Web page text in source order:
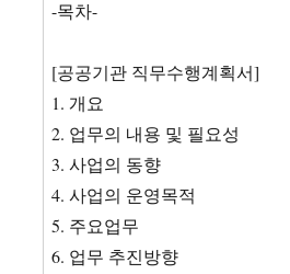
-목차-
[공공기관 직무수행계획서]
1. 개요
2. 업무의 내용 및 필요성
3. 사업의 동향
4. 사업의 운영목적
5. 주요업무
6. 업무 추진방향